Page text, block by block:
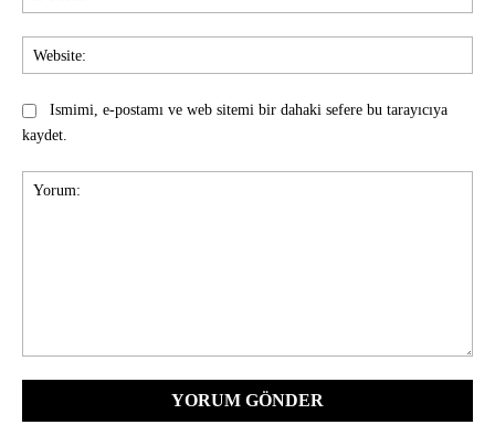
Ismimi, e-postamı ve web sitemi bir dahaki sefere bu tarayıcıya
kaydet.